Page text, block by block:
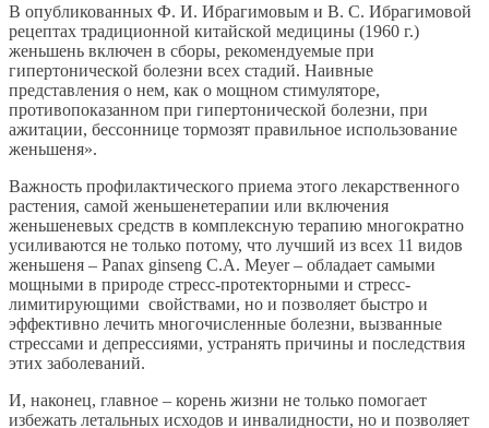
В опубликованных Ф. И. Ибрагимовым и В. С. Ибрагимовой
рецептах традиционной китайской медицины (1960 г.)
женьшень включен в сборы, рекомендуемые при
гипертонической болезни всех стадий. Наивные
представления о нем, как о мощном стимуляторе,
противопоказанном при гипертонической болезни, при
ажитации, бессоннице тормозят правильное использование
женьшеня».
Важность профилактического приема этого лекарственного
растения, самой женьшенетерапии или включения
женьшеневых средств в комплексную терапию многократно
усиливаются не только потому, что лучший из всех 11 видов
женьшеня – Panax ginseng C.A. Meyer – обладает самыми
мощными в природе стресс-протекторными и стресс-
лимитирующими свойствами, но и позволяет быстро и
эффективно лечить многочисленные болезни, вызванные
стрессами и депрессиями, устранять причины и последствия
этих заболеваний.
И, наконец, главное – корень жизни не только помогает
избежать летальных исходов и инвалидности, но и позволяет